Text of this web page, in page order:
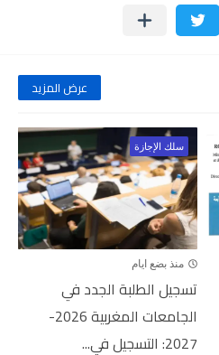
عرض المزيد
سلك الإجازة
منذ بضع ايام
تسجيل الطلبة الجدد في
الجامعات المغربية 2026-
2027: التسجيل في...